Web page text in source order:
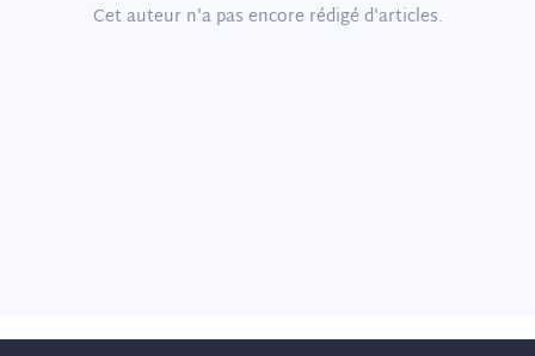
Cet auteur n'a pas encore rédigé d'articles.